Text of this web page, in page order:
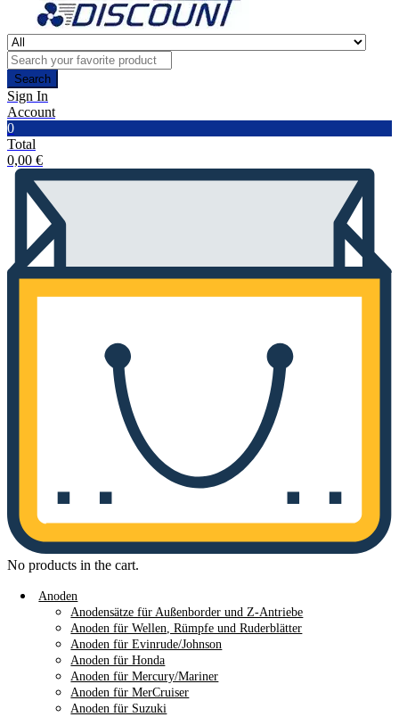
Search
Sign In
Account
0
Total
0,00 €
No products in the cart.
Anoden
Anodensätze für Außenborder und Z-Antriebe
Anoden für Wellen, Rümpfe und Ruderblätter
Anoden für Evinrude/Johnson
Anoden für Honda
Anoden für Mercury/Mariner
Anoden für MerCruiser
Anoden für Suzuki